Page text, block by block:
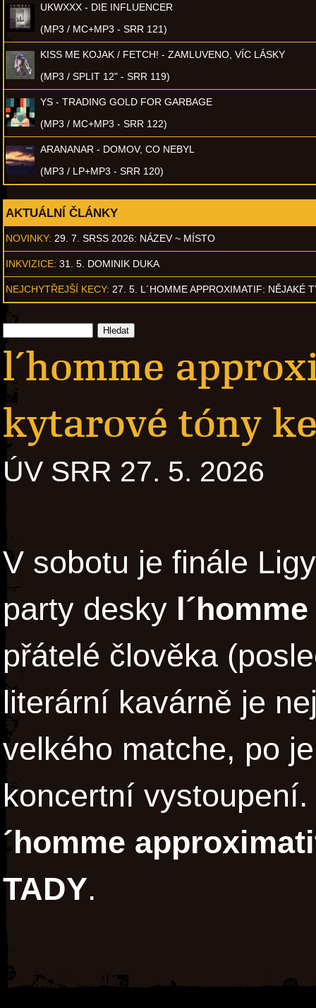
UKWXXX - DIE INFLUENCER
(MP3 / MC+MP3 - SRR 121)
KISS ME KOJAK / FETCH! - ZAMLUVENO, VÍC LÁSKY
(MP3 / SPLIT 12" - SRR 119)
YS - TRADING GOLD FOR GARBAGE
(MP3 / MC+MP3 - SRR 122)
ARANANAR - DOMOV, CO NEBYL
(MP3 / LP+MP3 - SRR 120)
AKTUÁLNÍ ČLÁNKY
NOVINKY: 29. 7. SRSS 2026: NÁZEV ~ MÍSTO
INKVIZICE: 31. 5. DOMINIK DUKA
NEJCHYTŘEJŠÍ KECY: 27. 5. L´HOMME APPROXIMATIF: NĚJAKÉ
l´homme
kytarové tóny
ÚV SRR 27. 5. 2026
V sobotu je finále
party desky
přátelé člověka
literární kavárně je
velkého matche, po
koncertní
´homme
TADY.